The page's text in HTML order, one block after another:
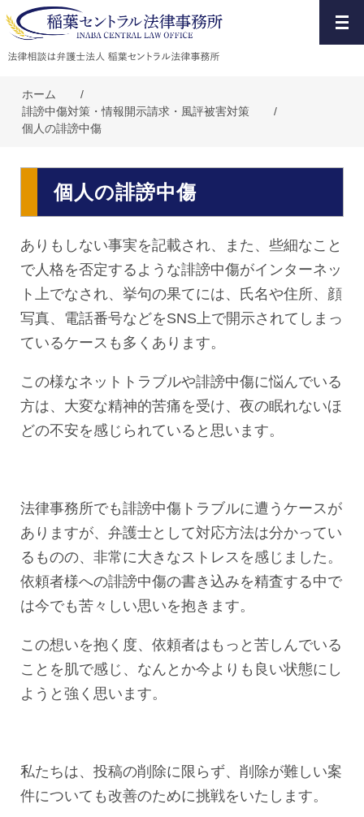
ホーム
/
誹謗中傷対策・情報開示請求・風評被害対策
/
個人の誹謗中傷
個人の誹謗中傷
ありもしない事実を記載され、また、些細なこと
で人格を否定するような誹謗中傷がインターネッ
ト上でなされ、挙句の果てには、氏名や住所、顔
写真、電話番号などをSNS上で開示されてしまっ
ているケースも多くあります。
この様なネットトラブルや誹謗中傷に悩んでいる
方は、大変な精神的苦痛を受け、夜の眠れないほ
どの不安を感じられていると思います。
法律事務所でも誹謗中傷トラブルに遭うケースが
ありますが、弁護士として対応方法は分かってい
るものの、非常に大きなストレスを感じました。
依頼者様への誹謗中傷の書き込みを精査する中で
は今でも苦々しい思いを抱きます。
この想いを抱く度、依頼者はもっと苦しんでいる
ことを肌で感じ、なんとか今よりも良い状態にし
ようと強く思います。
私たちは、投稿の削除に限らず、削除が難しい案
件についても改善のために挑戦をいたします。